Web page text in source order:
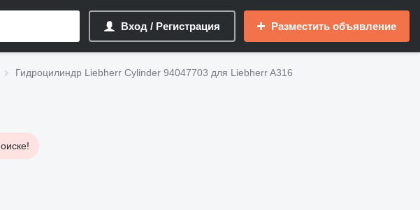
Вход / Регистрация Разместить объявление
Гидроцилиндр Liebherr Cylinder 94047703 для Liebherr A316